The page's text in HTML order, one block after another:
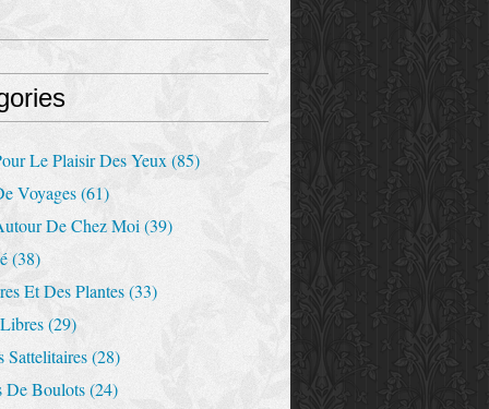
Le Plaisir Des Yeux (85)
Voyages(61)
De Chez Moi (39)
(38)
Et Des Plantes(33)
(29)
Sattelitaires(28)
De Boulots(24)